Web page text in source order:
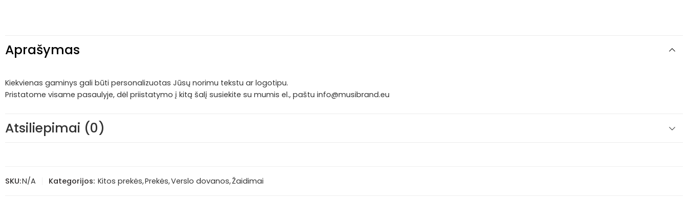
Aprašymas
Kiekvienas gaminys gali būti personalizuotas Jūsų norimu tekstu ar logotipu.
Pristatome visame pasaulyje, dėl priistatymo į kitą šalį susiekite su mumis el., paštu info@musibrand.eu
Atsiliepimai (0)
SKU:N/A Kategorijos: Kitos prekės,Prekės,Verslo dovanos,Žaidimai